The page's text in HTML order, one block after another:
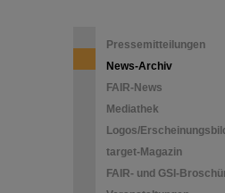
Pressemitteilungen
News-Archiv
FAIR-News
Mediathek
Logos/
target-Magazin
FAIR- und GSI-